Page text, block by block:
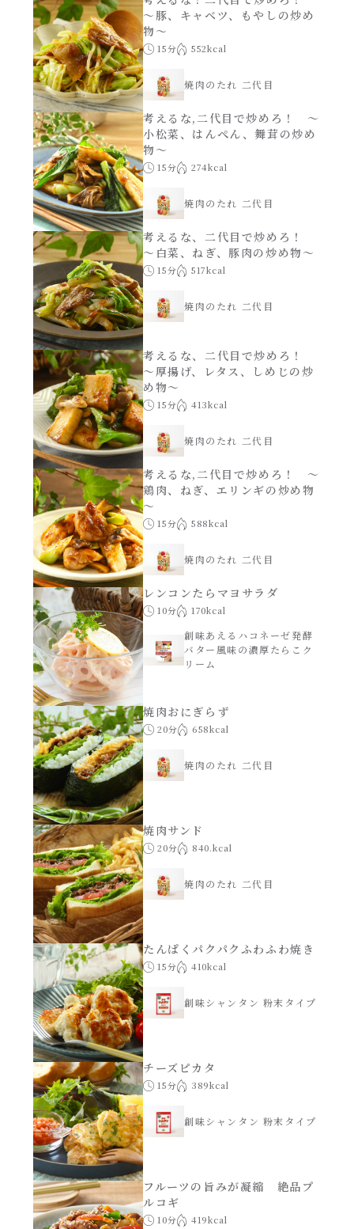
～豚、キャベツ、もやしの炒め
物～
15分 552kcal
焼肉のたれ 二代目
考えるな,二代目で炒めろ！ ～
小松菜、はんぺん、舞茸の炒め
物～
15分 274kcal
焼肉のたれ 二代目
考えるな、二代目で炒めろ！
～白菜、ねぎ、豚肉の炒め物～
15分 517kcal
焼肉のたれ 二代目
考えるな、二代目で炒めろ！
～厚揚げ、レタス、しめじの炒
め物～
15分 413kcal
焼肉のたれ 二代目
考えるな,二代目で炒めろ！ ～
鶏肉、ねぎ、エリンギの炒め物
～
15分 588kcal
焼肉のたれ 二代目
レンコンたらマヨサラダ
10分 170kcal
創味あえるハコネーゼ発酵
バター風味の濃厚たらこク
リーム
焼肉おにぎらず
20分 658kcal
焼肉のたれ 二代目
焼肉サンド
20分 840.kcal
焼肉のたれ 二代目
たんぱくパクパクふわふわ焼き
15分 410kcal
創味シャンタン 粉末タイプ
チーズピカタ
15分 389kcal
創味シャンタン 粉末タイプ
フルーツの旨みが凝縮 絶品プ
ルコギ
10分 419kcal